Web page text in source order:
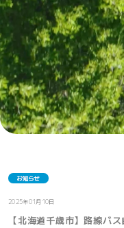
お知らせ
2025年01月10日
【北海道千歳市】路線バ